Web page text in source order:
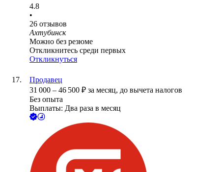
4.8
•
26 отзывов
Ахтубинск
Можно без резюме
Откликнитесь среди первых
Откликнуться
Продавец
31 000 – 46 500 ₽ за месяц, до вычета налогов
Без опыта
Выплаты: Два раза в месяц